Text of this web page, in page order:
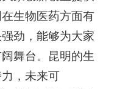
生物医药方面有
劲，能够为大家
舞台。昆明的生
，未来可